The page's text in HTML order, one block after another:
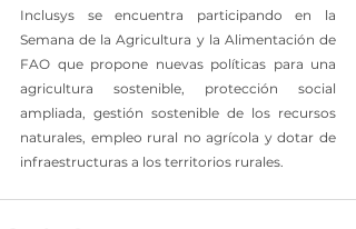
Inclusys se encuentra participando en la
Semana de la Agricultura y la Alimentación de
FAO que propone nuevas políticas para una
agricultura sostenible, protección social
ampliada, gestión sostenible de los recursos
naturales, empleo rural no agrícola y dotar de
infraestructuras a los territorios rurales.